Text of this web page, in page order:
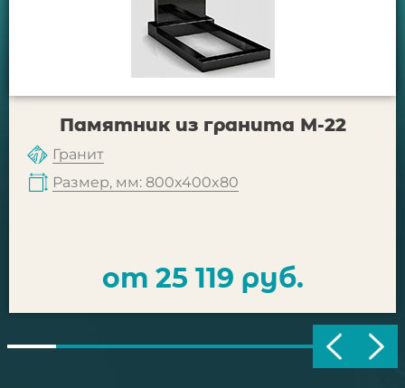
Памятник из гранита М-22
Гранит
Размер, мм: 800x400x80
от 25 119 руб.